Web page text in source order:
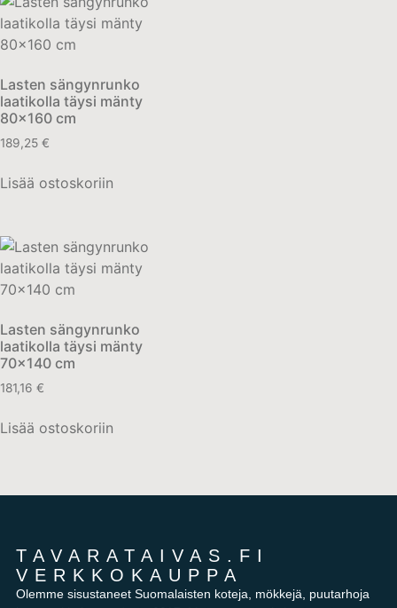
Lasten sängynrunko
laatikolla täysi mänty
80×160 cm
189,25 €
Lisää ostoskoriin
Lasten sängynrunko
laatikolla täysi mänty
70×140 cm
181,16 €
Lisää ostoskoriin
TAVARATAIVAS.FI
VERKKOKAUPPA
Olemme sisustaneet Suomalaisten koteja, mökkejä, puutarhoja